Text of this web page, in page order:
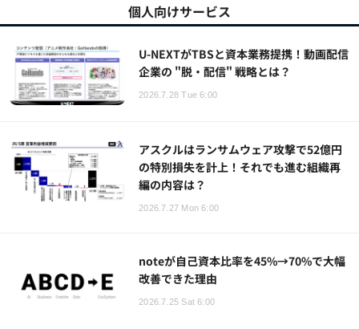
個人向けサービス
U-NEXTがTBSと資本業務提携！動画配信
企業の "脱・配信" 戦略とは？
2026.7.28 Tue 6:00
アスクルはランサムウェア攻撃で52億円
の特別損失を計上！それでも進む組織再
編の内容は？
2026.7.27 Mon 6:00
noteが自己資本比率を45%→70%で大幅
改善できた理由
2026.7.25 Sat 6:00